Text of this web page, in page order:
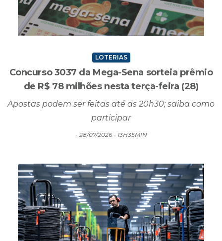
LOTERIAS
Concurso 3037 da Mega-Sena sorteia prêmio
de R$ 78 milhões nesta terça-feira (28)
Apostas podem ser feitas até as 20h30; saiba como
- 28/07/2026 - 13H35MIN